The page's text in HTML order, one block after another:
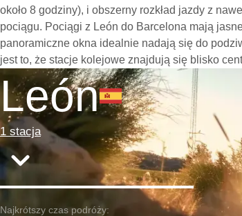
około 8 godziny), i obszerny rozkład jazdy z
pociągu. Pociągi z León do Barcelona mają
panoramiczne okna idealnie nadają się do
jest to, że stacje kolejowe znajdują się blisko
León
1 stacja
Najkrótszy czas podróży: